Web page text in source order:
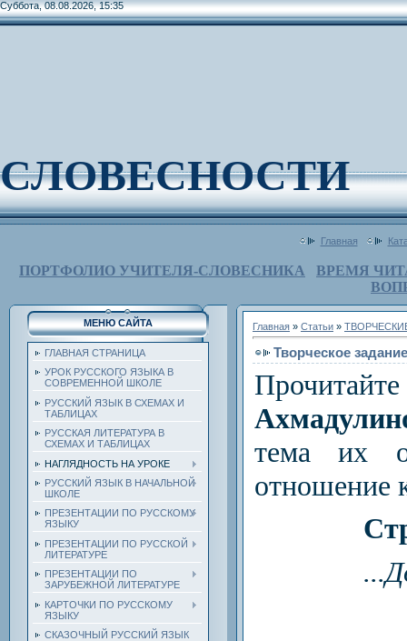
Суббота, 08.08.2026, 15:35
СЛОВЕСНОСТИ
Главная
ПОРТФОЛИО УЧИТЕЛЯ-СЛОВЕСНИКА
ВРЕМЯ
МЕНЮ САЙТА
ГЛАВНАЯ СТРАНИЦА
УРОК РУССКОГО ЯЗЫКА В
СОВРЕМЕННОЙ ШКОЛЕ
РУССКИЙ ЯЗЫК В СХЕМАХ И
ТАБЛИЦАХ
РУССКАЯ ЛИТЕРАТУРА В
СХЕМАХ И ТАБЛИЦАХ
НАГЛЯДНОСТЬ НА УРОКЕ
РУССКИЙ ЯЗЫК В НАЧАЛЬНОЙ
ШКОЛЕ
ПРЕЗЕНТАЦИИ ПО РУССКОМУ
ЯЗЫКУ
ПРЕЗЕНТАЦИИ ПО РУССКОЙ
ЛИТЕРАТУРЕ
ПРЕЗЕНТАЦИИ ПО
ЗАРУБЕЖНОЙ ЛИТЕРАТУРЕ
КАРТОЧКИ ПО РУССКОМУ
ЯЗЫКУ
СКАЗОЧНЫЙ РУССКИЙ ЯЗЫК
Главная » Статьи »
Творческое
тема их
отношение